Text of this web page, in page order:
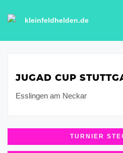
kleinfeldhelden.de
JUGAD CUP
Esslingen am Neckar
TURNIER